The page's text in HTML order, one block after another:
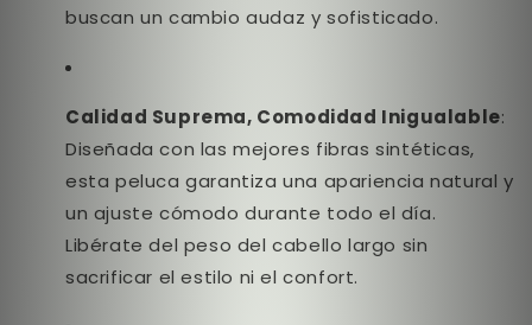
buscan un cambio audaz y sofisticado.
Calidad Suprema, Comodidad Inigualable:
Diseñada con las mejores fibras sintéticas,
esta peluca garantiza una apariencia natural y
un ajuste cómodo durante todo el día.
Libérate del peso del cabello largo sin
sacrificar el estilo ni el confort.